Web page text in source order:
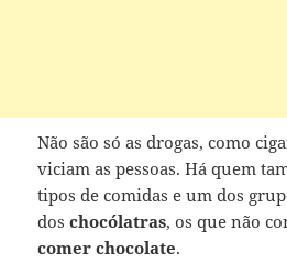
Não são só as drogas, como
viciam as pessoas. Há quem
tipos de comidas e um dos
doschocólatras, os que não
comer chocolate.